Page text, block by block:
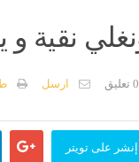
نقية
0 تعليق ارسل
إنشر على تويتر